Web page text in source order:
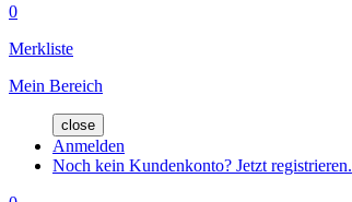
0
Merkliste
Mein Bereich
close
Anmelden
Noch kein Kundenkonto? Jetzt registrieren.